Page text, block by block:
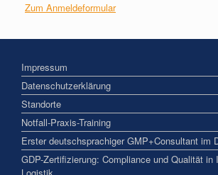
Zum Anmeldeformular
Impressum
Datenschutzerklärung
Standorte
Notfall-Praxis-Training
Erster deutschsprachiger GMP+Consultant im
GDP-Zertifizierung: Compliance und Qualität in